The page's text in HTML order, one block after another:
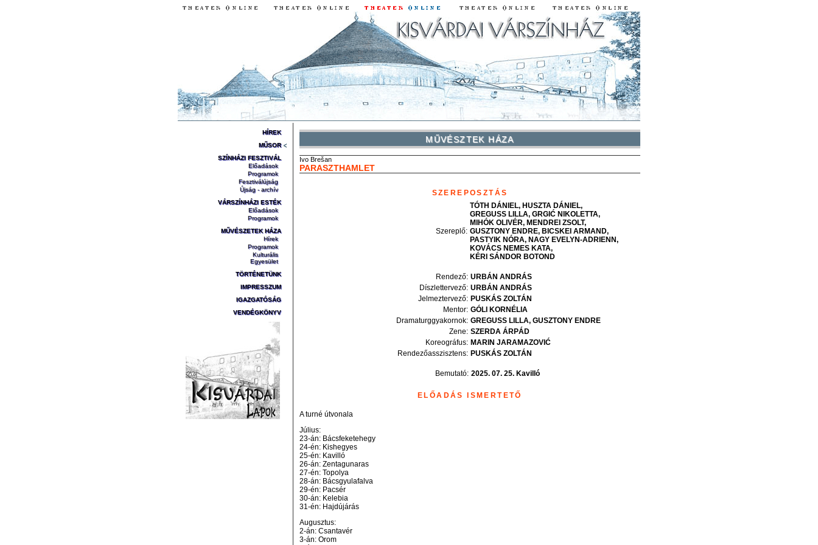
HÍREK
MŰSOR
SZÍNHÁZI FESZTIVÁL
Előadások
Programok
Fesztiválújság
Újság - archív
VÁRSZÍNHÁZI ESTÉK
Előadások
Programok
MŰVÉSZETEK HÁZA
Hírek
Programok
Kulturális
Egyesület
TÖRTÉNETÜNK
IMPRESSZUM
IGAZGATÓSÁG
VENDÉGKÖNYV
MŰVÉSZTEK HÁZA
Ivo Brešan
PARASZTHAMLET
SZEREPOSZTÁS
Szereplő:
TÓTH DÁNIEL HUSZTA DÁNIEL
GREGUSS LILLA GRGIĆ NIKOLETTA
MIHÓK OLIVÉR MENDREI ZSOLT
GUSZTONY ENDRE BICSKEI ARMAND
PASTYIK NÓRA NAGY EVELYN-ADRIENN
KOVÁCS NEMES KATA
KÉRI SÁNDOR BOTOND
Rendező: URBÁN ANDRÁS
Díszlettervező: URBÁN ANDRÁS
Jelmeztervező: PUSKÁS ZOLTÁN
Mentor: GÓLI KORNÉLIA
Dramaturggyakornok: GREGUSS LILLA GUSZTONY ENDRE
Zene: SZERDA ÁRPÁD
Koreográfus: MARIN JARAMAZOVIĆ
Rendezőasszisztens: PUSKÁS ZOLTÁN
Bemutató: 2025. 07. 25. Kavilló
ELŐADÁS ISMERTETŐ
A turné útvonala
Július:
23-án: Bácsfeketehegy
24-én: Kishegyes
25-én: Kavilló
26-án: Zentagunaras
27-én: Topolya
28-án: Bácsgyulafalva
29-én: Pacsér
30-án: Kelebia
31-én: Hajdújárás
Augusztus:
2-án: Csantavér
3-án: Orom